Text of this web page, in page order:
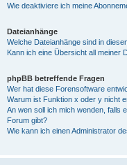
Wie deaktiviere ich meine
Dateianhänge
Welche Dateianhänge sind in
Kann ich eine Übersicht all meiner
phpBB betreffende Fragen
Wer hat diese Forensoftware
Warum ist Funktion x oder y nicht
An wen soll ich mich wenden, falls
Forum gibt?
Wie kann ich einen Administrator